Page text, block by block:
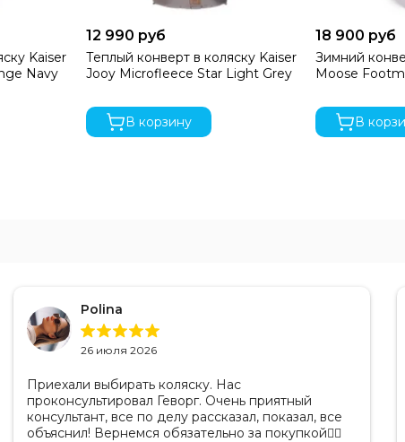
Kaiser
Navy
12 990 руб
Теплый конверт в коляску Kaiser
Jooy Microfleece Star Light Grey
В корзину
18 900 руб
Зимний
Moose
В
Polina
26 июля 2026
Приехали выбирать коляску. Нас
проконсультировал Геворг. Очень приятный
консультант, все по делу рассказал, показал, все
объяснил! Вернемся обязательно за покупкой👌🏻